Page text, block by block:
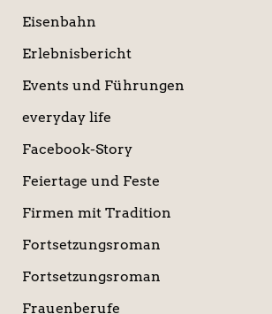
Eisenbahn
Erlebnisbericht
Events und Führungen
everyday life
Facebook-Story
Feiertage und Feste
Firmen mit Tradition
Fortsetzungsroman
Fortsetzungsroman
Frauenberufe